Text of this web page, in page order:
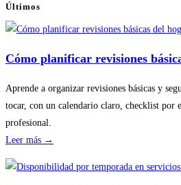
Últimos
Cómo planificar revisiones
Aprende a organizar revisiones básicas y
tocar, con un calendario claro, checklist por
profesional.
Leer más →
planificar